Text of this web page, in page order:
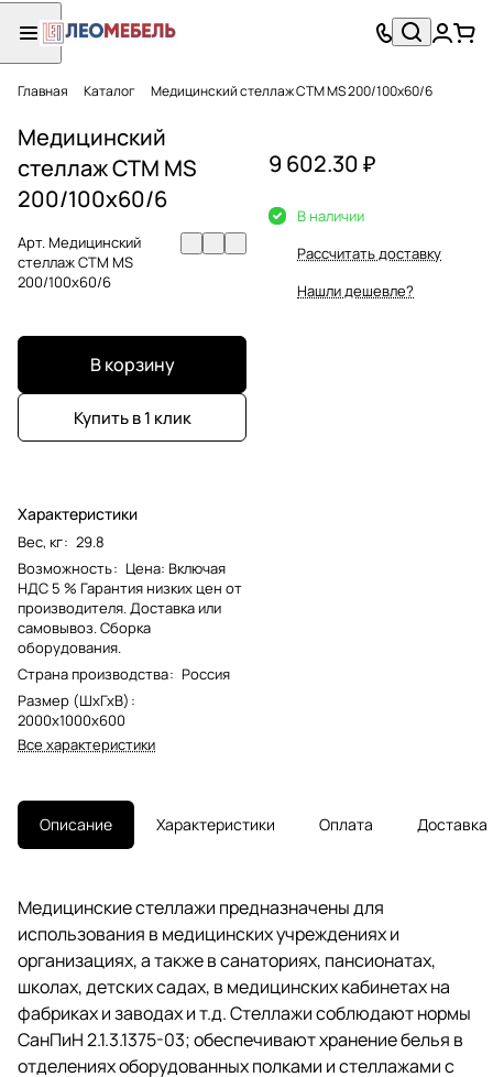
Главная Каталог Медицинский стеллаж СТМ MS 200/100х60/6
Медицинский
стеллаж СТМ MS
200/100х60/6
Арт.Медицинский
стеллаж СТМ MS
200/100х60/6
В корзину
Купить в 1 клик
Характеристики
Вес, кг: 29.8
Возможность: Цена: Включая
НДС 5 % Гарантия низких цен от
производителя. Доставка или
самовывоз. Сборка
оборудования.
Страна производства: Россия
Размер (ШхГхВ) :
2000x1000x600
Все характеристики
9 602.30 ₽
В наличии
Рассчитать доставку
Нашли дешевле?
Описание Характеристики Оплата Доставка
Медицинские стеллажи предназначены для
использования в медицинских учреждениях и
организациях, а также в санаториях, пансионатах,
школах, детских садах, в медицинских кабинетах на
фабриках и заводах и т.д. Стеллажи соблюдают нормы
СанПиН 2.1.3.1375-03; обеспечивают хранение белья в
отделениях оборудованных полками и стеллажами с